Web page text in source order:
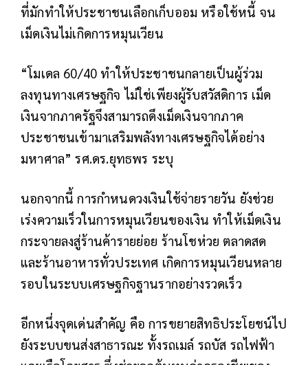
ที่มักทำให้ประชาชนเลือกเก็บออม หรือใช้หนี้ จน
เม็ดเงินไม่เกิดการหมุนเวียน
“โมเดล 60/40 ทำให้ประชาชนกลายเป็นผู้ร่วม
ลงทุนทางเศรษฐกิจ ไม่ใช่เพียงผู้รับสวัสดิการ เม็ด
เงินจากภาครัฐจึงสามารถดึงเม็ดเงินจากภาค
ประชาชนเข้ามาเสริมพลังทางเศรษฐกิจได้อย่าง
มหาศาล” รศ.ดร.ยุทธพร ระบุ
นอกจากนี้ การกำหนดวงเงินใช้จ่ายรายวัน ยังช่วย
เร่งความเร็วในการหมุนเวียนของเงิน ทำให้เม็ดเงิน
กระจายลงสู่ร้านค้ารายย่อย ร้านโชห่วย ตลาดสด
และร้านอาหารทั่วประเทศ เกิดการหมุนเวียนหลาย
รอบในระบบเศรษฐกิจฐานรากอย่างรวดเร็ว
อีกหนึ่งจุดเด่นสำคัญ คือ การขยายสิทธิประโยชน์ไป
ยังระบบขนส่งสาธารณะ ทั้งรถเมล์ รถบัส รถไฟฟ้า